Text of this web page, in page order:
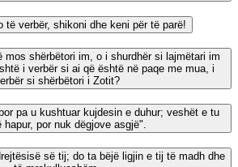
të verbër, shikoni dhe keni për të parë!
mos shërbëtori im, o i shurdhër si lajmëtari im
i verbër si ai që është në paqe me mua, i
si shërbëtori i Zotit?
pa u kushtuar kujdesin e duhur; veshët e tu
hapur, por nuk dëgjove asgjë".
së tij; do ta bëjë ligjin e tij të madh dhe